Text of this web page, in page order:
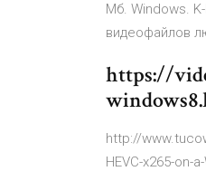
Мб. Windows.
видеофайлов
https://
http://
HEVC-x265-